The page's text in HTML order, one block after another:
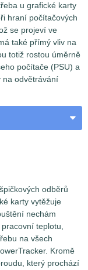
u grafické karty
hraní počítačových
se projeví ve
také přímý vliv na
totiž rostou úměrně
počítače (PSU) a
na odvětrávání
odběrů
karty vytěžuje
nechám
teplotu,
na všech
Kromě
který prochází